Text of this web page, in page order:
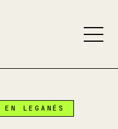
EN LEGANÉS